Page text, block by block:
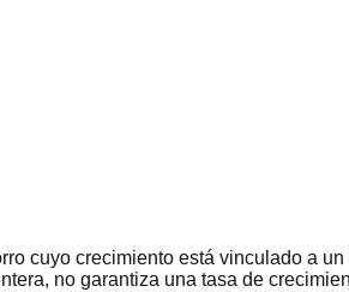
cuyo crecimiento está vinculado a
no garantiza una tasa de